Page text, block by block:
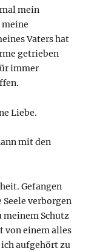
mein
Vaters hat
getrieben
immer
Liebe.
mit den
Gefangen
verborgen
meinem Schutz
von einem alles
aufgehört zu